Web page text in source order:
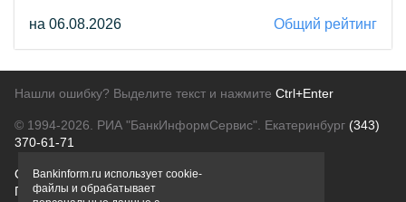
на 06.08.2026 Общий рейтинг
Нашли ошибку? Выделите текст и нажмите Ctrl+Enter
© 1994-2026. РИА "БанкИнформСервис". Екатеринбург (343)
370-61-71
О проектеПолитика конфиденциальности
Правовая информацияДля рекламодателей
Bankinform.ru использует cookie-
файлы и обрабатывает